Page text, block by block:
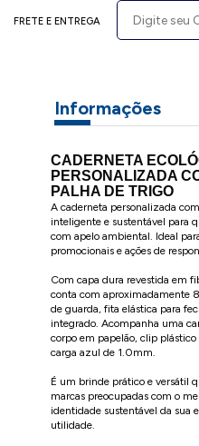
FRETE E ENTREGA
Informações
CADERNETA
PERSONALIZADA
PALHA DE TRIGO
A caderneta personalizada
inteligente e sustentável para
com apelo ambiental. Ideal
promocionais e ações de
Com capa dura revestida em
conta com aproximadamente
de guarda, fita elástica para
integrado. Acompanha uma
corpo em papelão, clip
carga azul de 1.0mm.
É um brinde prático e versátil
marcas preocupadas com o
identidade sustentável da sua
utilidade.